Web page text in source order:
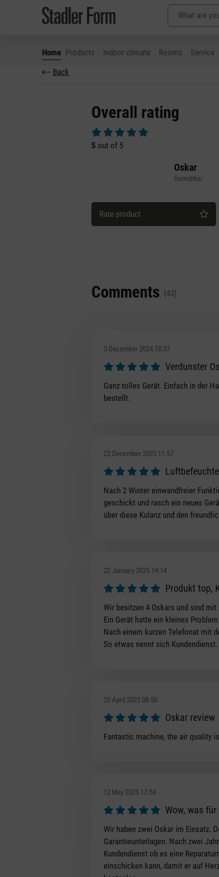
to main content
Skip to search
Skip to main navigation
Home Products Indoor climate Rooms Service
Back
Overall rating
Average rating of 5 out of 5 stars
5 out of 5
Oskar
Humidifier
Rate product
Comments (43)
3 December 2024 18:07
Review with rating of 5 out of 5
Verdunster
Ganz tolles Gerät. Einfach in der
bestellt.
22 December 2023 11:57
Review with rating of 5 out of 5
Nach 2 Winter einwandfreier
geschickt und rasch ein neues
über diese Kulanz und den
22 January 2025 14:14
Review with rating of 5 out of 5
Produkt top,
Wir besitzen 4 Oskars und sind
Ein Gerät hatte ein kleines
Nach einem kurzen Telefonat mit
So etwas nennt sich
20 April 2025 08:50
Review with rating of 5 out of 5
Oskar review
Fantastic machine, the air quality
12 May 2025 17:54
Review with rating of 5 out of 5
Wow, was
Wir haben zwei Oskar im Einsatz.
Garantieunterlagen. Nach zwei
Kundendienst ob es eine
einschicken kann, damit er auf